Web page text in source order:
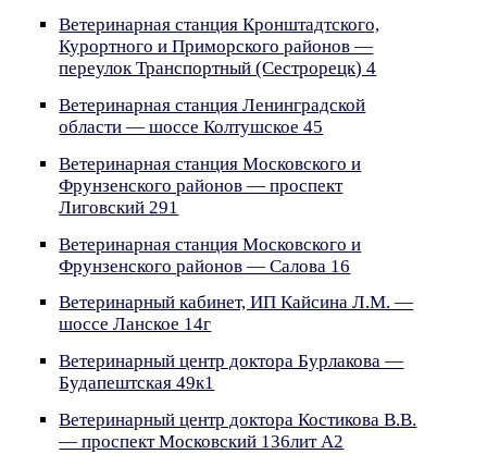
Ветеринарная станция Кронштадтского,
Курортного и Приморского районов —
переулок Транспортный (Сестрорецк) 4
Ветеринарная станция Ленинградской
области — шоссе Колтушское 45
Ветеринарная станция Московского и
Фрунзенского районов — проспект
Лиговский 291
Ветеринарная станция Московского и
Фрунзенского районов — Салова 16
Ветеринарный кабинет, ИП Кайсина Л.М. —
шоссе Ланское 14г
Ветеринарный центр доктора Бурлакова —
Будапештская 49к1
Ветеринарный центр доктора Костикова В.В.
— проспект Московский 136лит А2